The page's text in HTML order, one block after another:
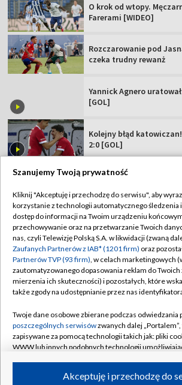
O krok od wtopy.
Farerami [WIDEO]
Rozczarowanie pod
czeka trudny rewanż
Yannick Agnero
[GOL]
Kolejny błąd
2:0 [GOL]
TVP
Abonament TVP
Sklep TVP
Biuro Reklamy
Oferta Handlowa
Emisja w TVP
Rada Programowa
Ogłoszenia
Akademia
Regulamin TVP
Polityka prywatności
Moje zgody
Biuro reklamy
Kanały
©2026 Telewizja Polska Spółka
Szanujemy Twoją prywatność
Kliknij "Akceptuję i przechodzę do serwisu", aby
korzystanie z technologii automatycznego śledzenia
dostęp do informacji na Twoim urządzeniu
przechowywanie oraz na przetwarzanie Twoich
nas, czyli Telewizję Polską S.A. w likwidacji (zwaną
Zaufanych Partnerów z IAB* (1201 firm) oraz
Partnerów TVP (93 firm), w celach marketingowych
zautomatyzowanego dopasowania reklam do
mierzenia ich skuteczności) i pozostałych, które
także zgody na udostępnianie przez nas
Twoje dane osobowe zbierane podczas odwiedzania
poszczególnych serwisówzwanych dalej
zapisywane za pomocą technologii takich jak: pliki
WWW lub innych podobnych technologii
ruchu w Internecie.Akceptuję i przechodzę do